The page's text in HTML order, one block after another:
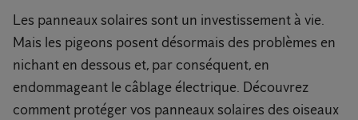
Les panneaux solaires sont un investissement à vie.
Mais les pigeons posent désormais des problèmes en
nichant en dessous et, par conséquent, en
endommageant le câblage électrique. Découvrez
comment protéger vos panneaux solaires des oiseaux